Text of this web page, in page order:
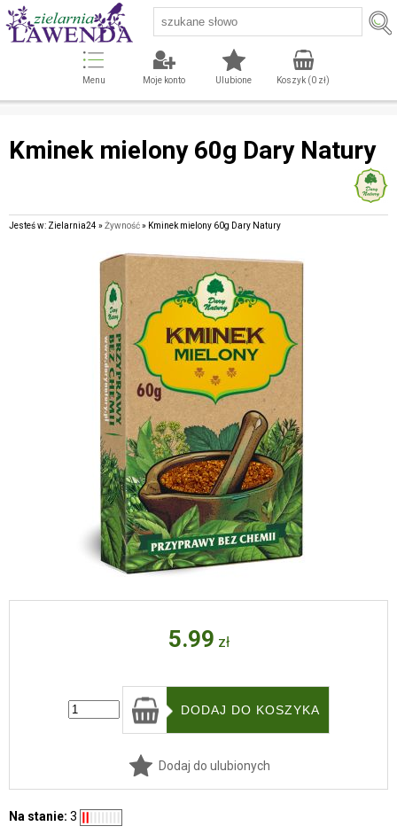
Menu Moje konto Ulubione Koszyk (0zł)
Kminek mielony 60g Dary Natury
Jesteś w: Zielarnia24 »Żywność» Kminek mielony 60g Dary Natury
5.99 zł
Dodaj do ulubionych
Na stanie: 3